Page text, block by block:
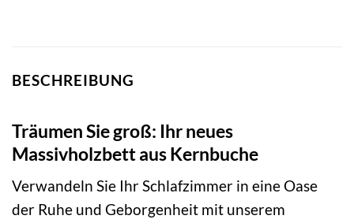
BESCHREIBUNG
Träumen Sie groß: Ihr neues
Massivholzbett aus Kernbuche
Verwandeln Sie Ihr Schlafzimmer in eine Oase
der Ruhe und Geborgenheit mit unserem